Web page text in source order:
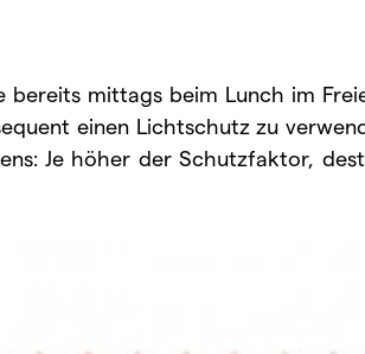
mittags beim Lunch im
einen Lichtschutz zu
Je höher der Schutzfaktor,